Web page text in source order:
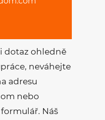
dotaz ohledně
neváhejte
adresu
nebo
Náš